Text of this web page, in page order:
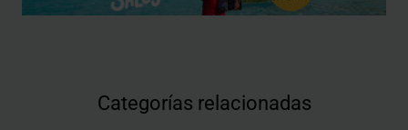
Categorías relacionadas